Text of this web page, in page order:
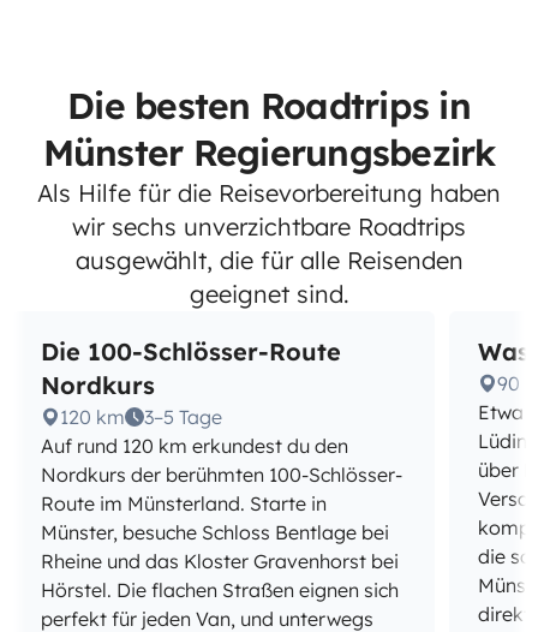
Die besten Roadtrips in
Münster Regierungsbezirk
Als Hilfe für die Reisevorbereitung haben
wir sechs unverzichtbare Roadtrips
ausgewählt, die für alle Reisenden
geeignet sind.
Die 100-Schlösser-Route
Nordkurs
120 km
3–5 Tage
Auf rund 120 km erkundest du den
Nordkurs der berühmten 100-Schlösser-
Route im Münsterland. Starte in
Münster, besuche Schloss Bentlage bei
Rheine und das Kloster Gravenhorst bei
Hörstel. Die flachen Straßen eignen sich
perfekt für jeden Van, und unterwegs
90
Etwa
über
die
direkt